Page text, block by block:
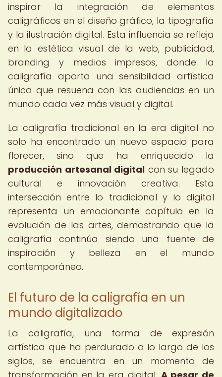
inspirar la integración de elementos
caligráficos en el diseño gráfico, la tipografía
y la ilustración digital. Esta influencia se refleja
en la estética visual de la web, publicidad,
branding y medios impresos, donde la
caligrafía aporta una sensibilidad artística
única que resuena con las audiencias en un
mundo cada vez más visual y digital.
La caligrafía tradicional en la era digital no
solo ha encontrado un nuevo espacio para
florecer, sino que ha enriquecido la
producción artesanal digital con su legado
cultural e innovación creativa. Esta
intersección entre lo tradicional y lo digital
representa un emocionante capítulo en la
evolución de las artes, demostrando que la
caligrafía continúa siendo una fuente de
inspiración y belleza en el mundo
contemporáneo.
El futuro de la caligrafía en un
mundo digitalizado
La caligrafía, una forma de expresión
artística que ha perdurado a lo largo de los
siglos, se encuentra en un momento de